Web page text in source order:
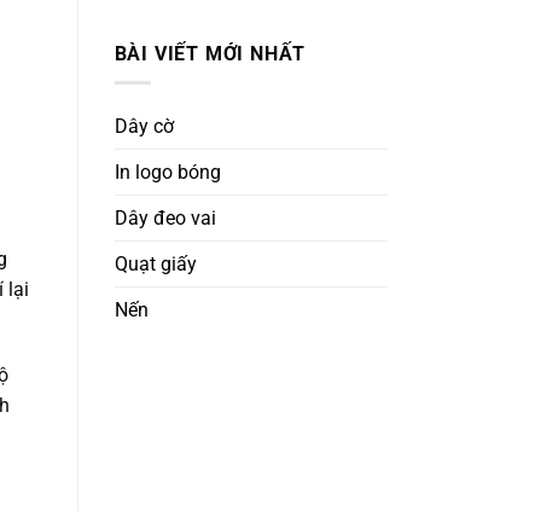
lại
BÀI VIẾT MỚI NHẤT
Dây cờ
In logo bóng
Dây đeo vai
Quạt giấy
Nến